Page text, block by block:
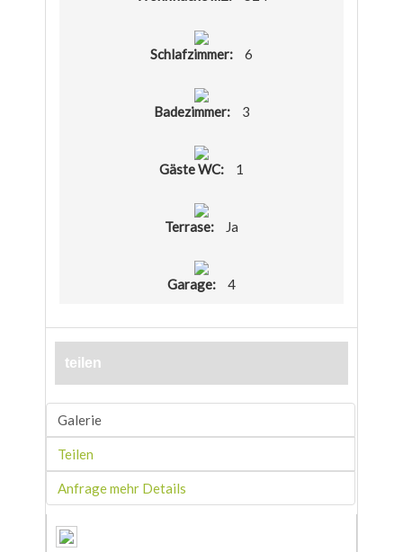
Schlafzimmer: 6
Badezimmer: 3
Gäste WC: 1
Terrase: Ja
Garage: 4
teilen
Galerie
Teilen
Anfrage mehr Details